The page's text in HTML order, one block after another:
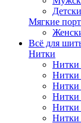
Мягкие
Всё для
Нитки
Нитки
Нитки
Нитки
Нитки
Нитки
Нитки